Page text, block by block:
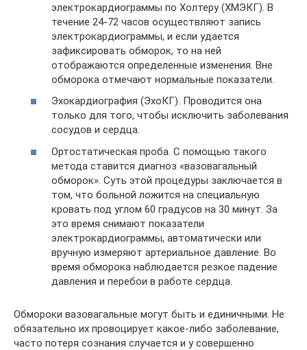
электрокардиограммы по Холтеру (ХМЭКГ). В
течение 24-72 часов осуществляют запись
электрокардиограммы, и если удается
зафиксировать обморок, то на ней
отображаются определенные изменения. Вне
обморока отмечают нормальные показатели.
Эхокардиография (ЭхоКГ). Проводится она
только для того, чтобы исключить заболевания
сосудов и сердца.
Ортостатическая проба. С помощью такого
метода ставится диагноз «вазовагальный
обморок». Суть этой процедуры заключается в
том, что больной ложится на специальную
кровать под углом 60 градусов на 30 минут. За
это время снимают показатели
электрокардиограммы, автоматически или
вручную измеряют артериальное давление. Во
время обморока наблюдается резкое падение
давления и перебои в работе сердца.
Обмороки вазовагальные могут быть и единичными. Не
обязательно их провоцирует какое-либо заболевание,
часто потеря сознания случается и у совершенно